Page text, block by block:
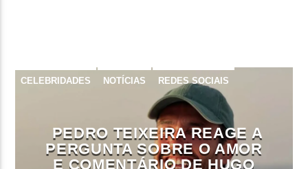
TÍTULO
ARTISTA
CELEBRIDADES NOTÍCIAS REDES SOCIAIS
PEDRO TEIXEIRA REAGE A
PERGUNTA SOBRE O AMOR
E COMENTÁRIO DE HUGO